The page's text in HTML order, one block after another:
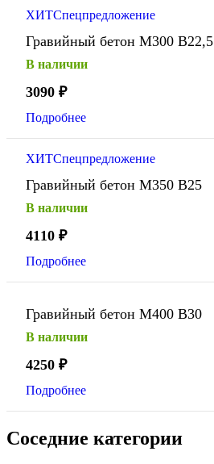
ХИТСпецпредложение
Гравийный бетон М300 В22,5
В наличии
3090 ₽
Подробнее
ХИТСпецпредложение
Гравийный бетон М350 В25
В наличии
4110 ₽
Подробнее
Гравийный бетон М400 В30
В наличии
4250 ₽
Подробнее
Соседние категории